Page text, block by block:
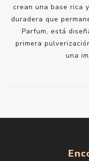
crean una base rica
duradera que
Parfum, está
primera
una